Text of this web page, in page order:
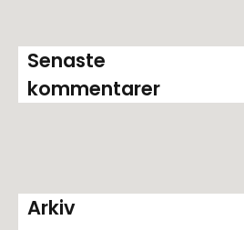
Senaste
kommentarer
Arkiv